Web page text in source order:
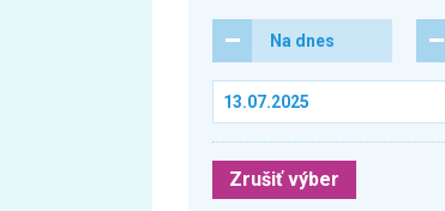
Na dnes
Zrušiť výber